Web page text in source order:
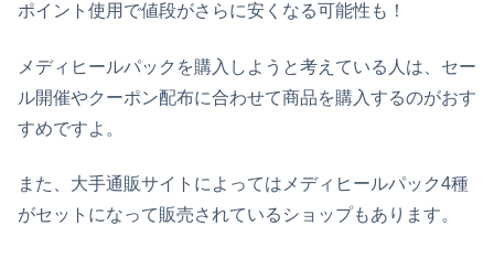
ポイント使用で値段がさらに安くなる可能性も！
メディヒールパック を購入しようと考えている人は、セー
ル開催やクーポン配布に合わせて商品を購入するのがおす
すめですよ。
また、大手通販サイトによっては メディヒールパック4種
がセットになって販売されているショップもあります。